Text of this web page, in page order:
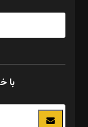
با